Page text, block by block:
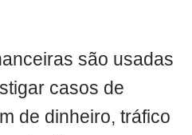
são usadas
casos de
de dinheiro, tráfico